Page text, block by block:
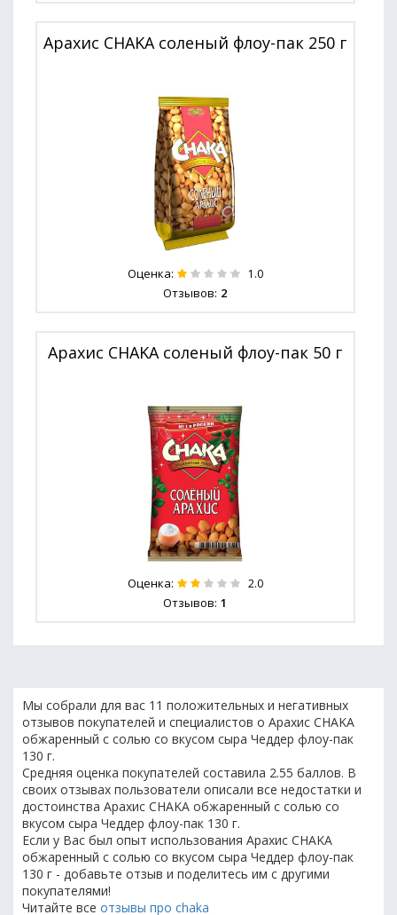
Арахис CHAKA соленый флоу-пак 250 г
Оценка: 1.0
Отзывов: 2
Арахис CHAKA соленый флоу-пак 50 г
Оценка: 2.0
Отзывов: 1
Мы собрали для вас 11 положительных и негативных
отзывов покупателей и специалистов о Арахис CHAKA
обжаренный с солью со вкусом сыра Чеддер флоу-пак
130 г.
Средняя оценка покупателей составила 2.55 баллов. В
своих отзывах пользователи описали все недостатки и
достоинства Арахис CHAKA обжаренный с солью со
вкусом сыра Чеддер флоу-пак 130 г.
Если у Вас был опыт использования Арахис CHAKA
обжаренный с солью со вкусом сыра Чеддер флоу-пак
130 г - добавьте отзыв и поделитесь им с другими
покупателями!
Читайте все отзывы про chaka